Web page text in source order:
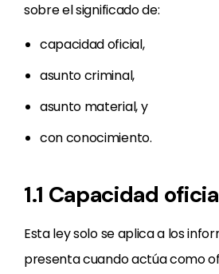
sobre el significado de:
capacidad oficial,
asunto criminal,
asunto material, y
con conocimiento.
1.1 Capacidad
Esta ley solo se aplica a los
presenta cuando actúa como